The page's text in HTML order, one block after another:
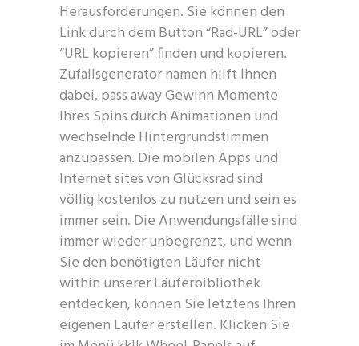
Herausforderungen. Sie können den
Link durch dem Button “Rad-URL” oder
“URL kopieren” finden und kopieren.
Zufallsgenerator namen hilft Ihnen
dabei, pass away Gewinn Momente
Ihres Spins durch Animationen und
wechselnde Hintergrundstimmen
anzupassen. Die mobilen Apps und
Internet sites von Glücksrad sind
völlig kostenlos zu nutzen und sein es
immer sein. Die Anwendungsfälle sind
immer wieder unbegrenzt, und wenn
Sie den benötigten Läufer nicht
within unserer Läuferbibliothek
entdecken, können Sie letztens Ihren
eigenen Läufer erstellen. Klicken Sie